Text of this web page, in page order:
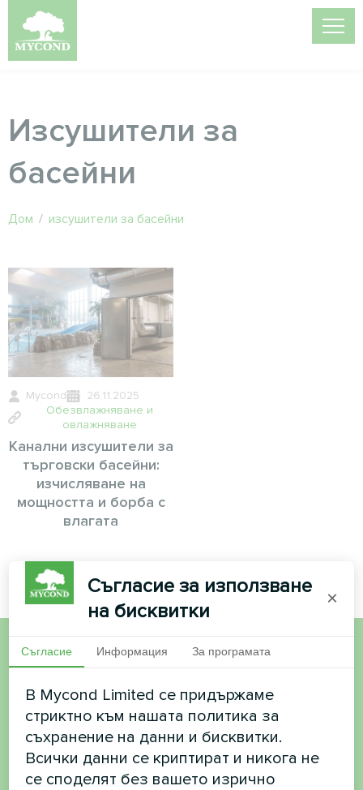
Изсушители за
басейни
Дом / изсушители за басейни
Mycond
26.11.2025
Обезвлажняване и
овлажняване
Канални изсушители за
търговски басейни:
изчисляване на
мощността и борба с
влагата
Искате да купите или
имате въпроси?
Свържете се с нас и ние ще ви
помогнем
Съгласие за използване
на бисквитки
×
Съгласие Информация За програмата
В Mycond Limited се придържаме
стриктно към нашата политика за
съхранение на данни и бисквитки.
Всички данни се криптират и никога не
се споделят без вашето изрично